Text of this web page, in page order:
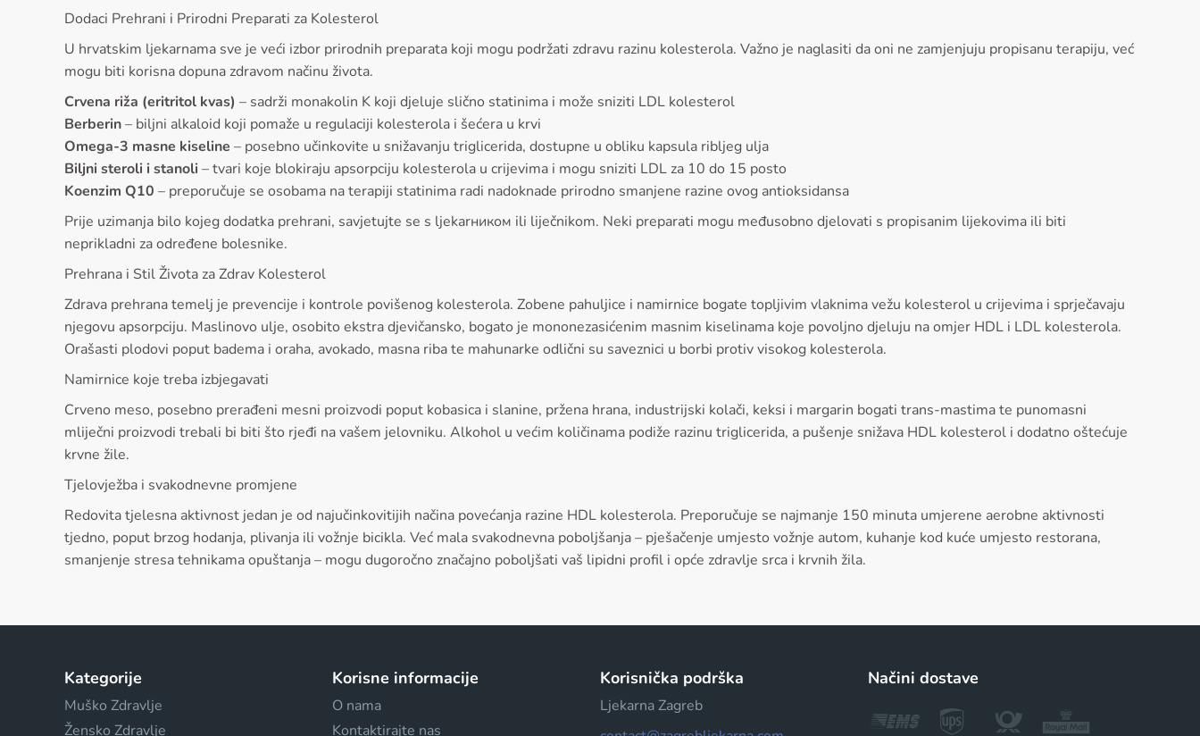
Dodaci Prehrani i Prirodni Preparati za Kolesterol
U hrvatskim ljekarnama sve je veći izbor prirodnih preparata koji mogu podržati zdravu razinu kolesterola. Važno je naglasiti da oni ne zamjenjuju propisanu terapiju, već
mogu biti korisna dopuna zdravom načinu života.
Crvena riža (eritritol kvas) – sadrži monakolin K koji djeluje slično statinima i može sniziti LDL kolesterol
Berberin– biljni alkaloid koji pomaže u regulaciji kolesterola i šećera u krvi
Omega-3 masne kiseline – posebno učinkovite u snižavanju triglicerida, dostupne u obliku kapsula ribljeg ulja
Biljni steroli i stanoli– tvari koje blokiraju apsorpciju kolesterola u crijevima i mogu sniziti LDL za 10 do 15 posto
Koenzim Q10 – preporučuje se osobama na terapiji statinima radi nadoknade prirodno smanjene razine ovog antioksidansa
Prije uzimanja bilo kojeg dodatka prehrani, savjetujte se s ljekarником ili liječnikom. Neki preparati mogu međusobno djelovati s propisanim lijekovima ili biti
neprikladni za određene bolesnike.
Prehrana i Stil Života za Zdrav Kolesterol
Zdrava prehrana temelj je prevencije i kontrole povišenog kolesterola. Zobene pahuljice i namirnice bogate topljivim vlaknima vežu kolesterol u crijevima i sprječavaju
njegovu apsorpciju. Maslinovo ulje, osobito ekstra djevičansko, bogato je mononezasićenim masnim kiselinama koje povoljno djeluju na omjer HDL i LDL kolesterola.
Orašasti plodovi poput badema i oraha, avokado, masna riba te mahunarke odlični su saveznici u borbi protiv visokog kolesterola.
Namirnice koje treba izbjegavati
Crveno meso, posebno prerađeni mesni proizvodi poput kobasica i slanine, pržena hrana, industrijski kolači, keksi i margarin bogati trans-mastima te punomasni
mliječni proizvodi trebali bi biti što rjeđi na vašem jelovniku. Alkohol u većim količinama podiže razinu triglicerida, a pušenje snižava HDL kolesterol i dodatno oštećuje
krvne žile.
Tjelovježba i svakodnevne promjene
Redovita tjelesna aktivnost jedan je od najučinkovitijih načina povećanja razine HDL kolesterola. Preporučuje se najmanje 150 minuta umjerene aerobne aktivnosti
tjedno, poput brzog hodanja, plivanja ili vožnje bicikla. Već mala svakodnevna poboljšanja – pješačenje umjesto vožnje autom, kuhanje kod kuće umjesto restorana,
smanjenje stresa tehnikama opuštanja – mogu dugoročno značajno poboljšati vaš lipidni profil i opće zdravlje srca i krvnih žila.
Kategorije
Muško Zdravlje
Žensko Zdravlje
Korisne informacije
O nama
Kontaktirajte nas
Korisnička podrška
Ljekarna Zagreb
Načini dostave